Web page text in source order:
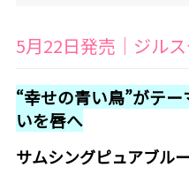
5月22日発売｜ジル
“幸せの青い鳥”がテ
いを唇へ
サムシングピュアブル